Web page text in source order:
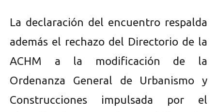
La declaración del encuentro respalda
además el rechazo del Directorio de la
ACHM a la modificación de la
Ordenanza General de Urbanismo y
Construcciones impulsada por el